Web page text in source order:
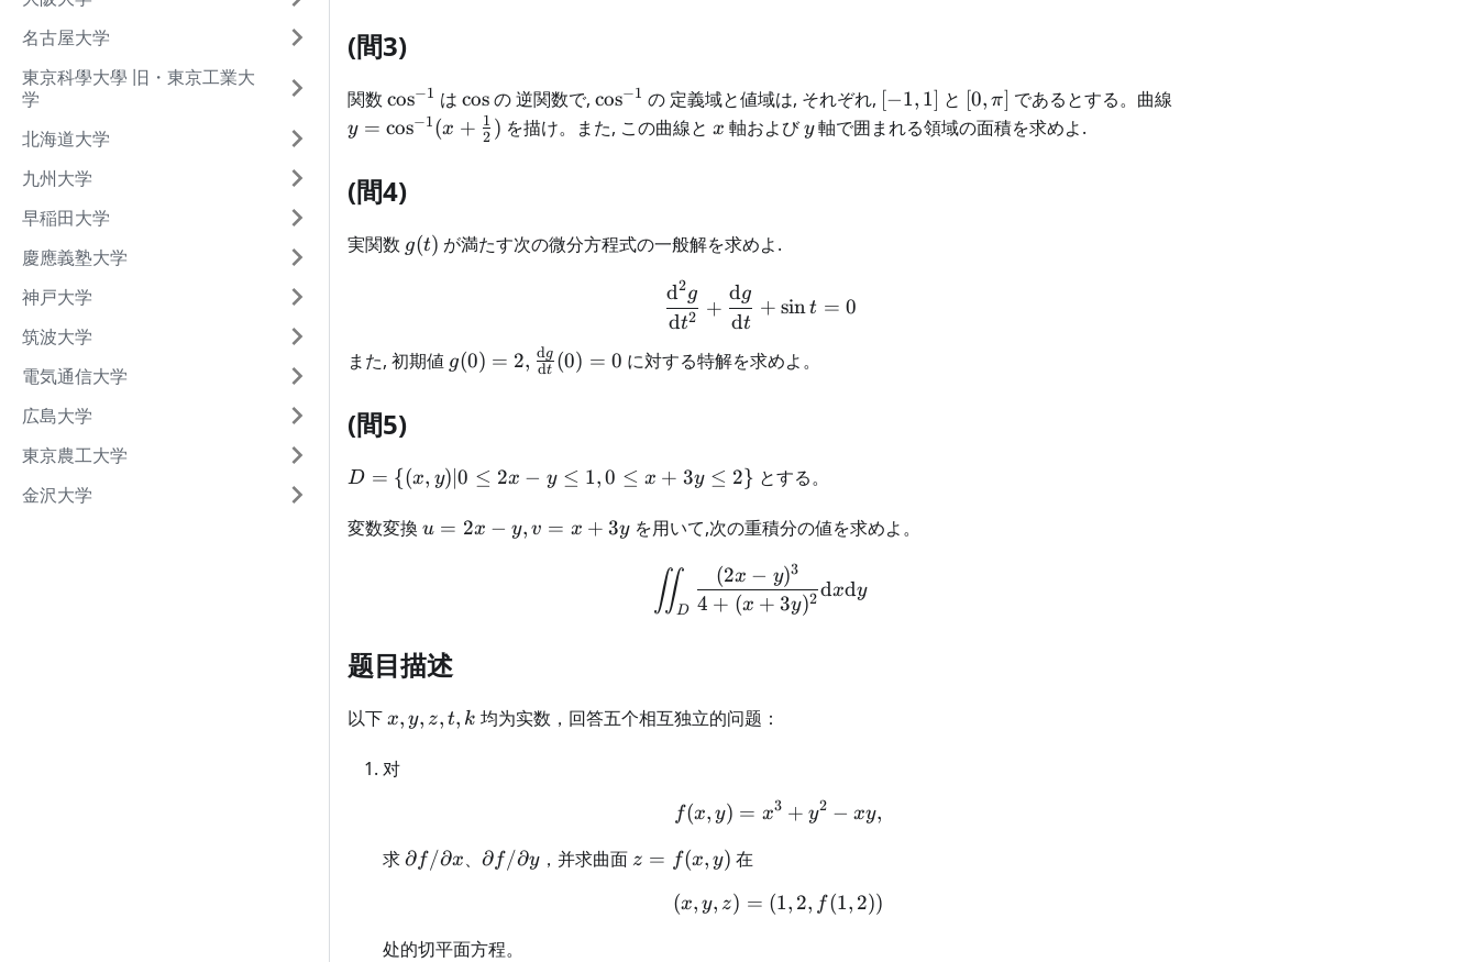
名古屋大学
東京科學大學 旧・東京工業大
学
北海道大学
九州大学
早稲田大学
慶應義塾大学
神戸大学
筑波大学
電気通信大学
広島大学
東京農工大学
金沢大学
(間3)
関数 \cos^{-1}
cos−1 は \cos
cosの 逆関数で, \cos^{-1}
cos−1 の 定義域と値域は, それぞれ, [-1,1]
[−1, 1] と [0,\pi]
[0, π] であるとする。曲線
y =
(x +
\frac{1}
y = cos−1(x + 2
1 ) を描け。また, この曲線と x
x 軸およびy
y軸で囲まれる領域の面積を求めよ.
(間4)
実関数 g(t)
g(t) が満たす次の微分方程式の一般解を求めよ.
dt2
d2g
+
dt
dg
+ sint = 0
また, 初期値 g(0) =
2,\frac{\text{d}g}
g(0) = 2, dt
dg (0) = 0 に対する特解を求めよ。
(間5)
D = \
\le 2x -
D = {(x, y)∣0 ≤ 2x − y ≤ 1,0 ≤ x + 3y ≤ 2} とする。
変数変換 u
=
x
3y
u = 2x − y, v = x + 3yを用いて,次の重積分の値を求めよ。
\iint_{D} \frac{(2x - y)^3}{4 + (x + 3y)^2}\text{d}x\text{d}y
∬D 4 + (x + 3y)2
(2x − y)3
dxdy
题目描述
以下 x,y,z,t,k
x, y, z, t, k 均为实数，回答五个相互独立的问题：
对
f(x,y)=x^3+y^2-xy,
f(x, y) = x3 + y2 − xy,
求\partial
∂ f /∂x、\partial
∂ f /∂y ，并求曲面 z=f(x,y)
z = f(x, y) 在
(x,y,z)=(1,2,f(1,2))
(x, y, z) = (1, 2, f(1, 2))
处的切平面方程。